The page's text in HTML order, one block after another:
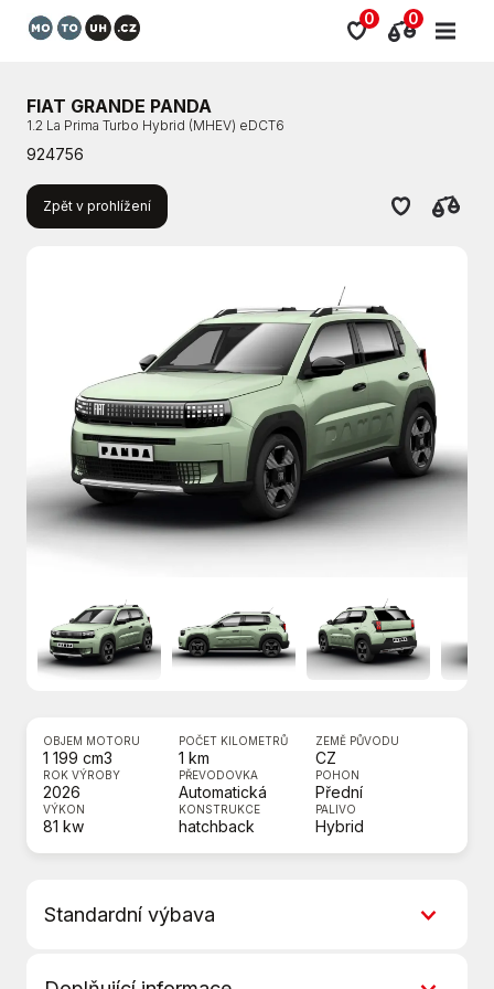
0 0
FIAT GRANDE PANDA
1.2 La Prima Turbo Hybrid (MHEV) eDCT6
924756
Zpět v prohlížení
OBJEM MOTORU
1 199 cm3
POČET KILOMETRŮ
1 km
ZEMĚ PŮVODU
CZ
ROK VÝROBY
2026
PŘEVODOVKA
Automatická
POHON
Přední
VÝKON
81 kw
KONSTRUKCE
hatchback
PALIVO
Hybrid
Standardní výbava